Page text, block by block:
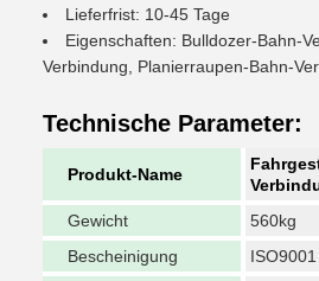
Lieferfrist: 10-45 Tage
Eigenschaften: Bulldozer-Bahn-
Verbindung, Planierraupen-Bahn-
Technische Parameter:
Produkt-Name
Gewicht
560kg
Bescheinigung
ISO9001